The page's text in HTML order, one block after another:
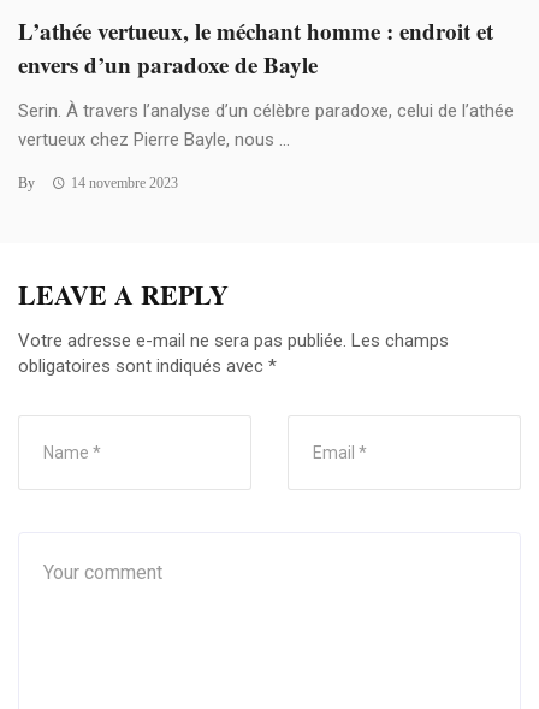
L’athée vertueux, le méchant homme : endroit et
envers d’un paradoxe de Bayle
Serin. À travers l’analyse d’un célèbre paradoxe, celui de l’athée
vertueux chez Pierre Bayle, nous ...
By 14 novembre 2023
LEAVE A REPLY
Votre adresse e-mail ne sera pas publiée. Les champs
obligatoires sont indiqués avec *